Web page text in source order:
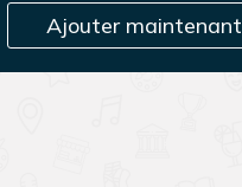
Ajouter maintenant